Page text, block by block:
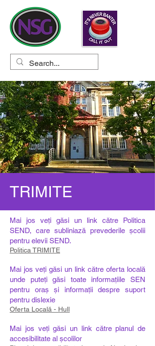
TRIMITE
Mai jos veți găsi un link către Politica
SEND, care subliniază prevederile școlii
pentru elevii SEND.​
Politica TRIMITE
Mai jos veți găsi un link către oferta locală
unde puteți găsi toate informațiile SEN
pentru oraș și informații despre suport
pentru dislexie
Oferta Locală - Hull
Mai jos veți găsi un link către planul de
accesibilitate al școlilor​